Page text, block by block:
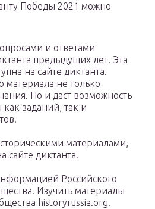
Победы 2021 можно
и ответами
предыдущих лет. Эта
на сайте диктанта.
материала не только
Но и даст возможность
заданий, так и
материалами,
диктанта.
Российского
Изучить материалы
historyrussia.org.